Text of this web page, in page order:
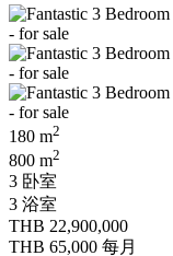
180 m2
800 m2
3 卧室
3 浴室
THB 22,900,000
THB 65,000 每月